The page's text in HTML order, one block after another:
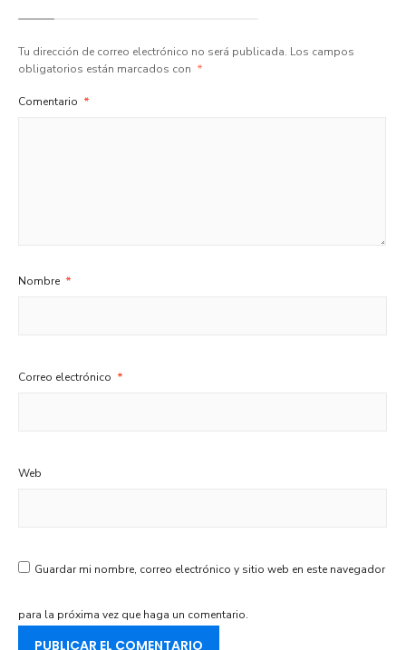
Tu dirección de correo electrónico no será publicada. Los campos
obligatorios están marcados con *
Comentario *
Nombre *
Correo electrónico *
Web
Guardar mi nombre, correo electrónico y sitio web en este navegador
para la próxima vez que haga un comentario.